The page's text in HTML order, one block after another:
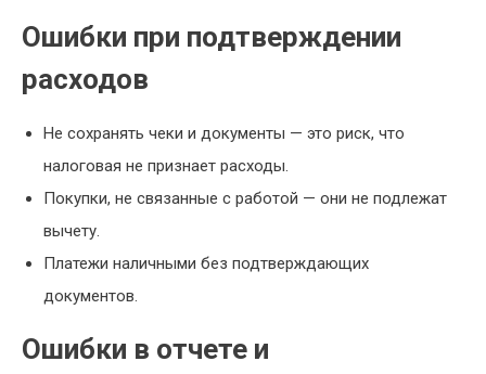
Ошибки при подтверждении
расходов
Не сохранять чеки и документы — это риск, что
налоговая не признает расходы.
Покупки, не связанные с работой — они не подлежат
вычету.
Платежи наличными без подтверждающих
документов.
Ошибки в отчете и